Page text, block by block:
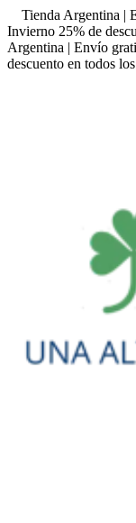
Tienda Argentina |
Invierno 25% de
Argentina | Envío
descuento en todos